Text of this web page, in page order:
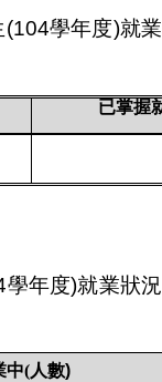
(104學年度)就業
已掌握
學年度)就業狀況
中(人數)